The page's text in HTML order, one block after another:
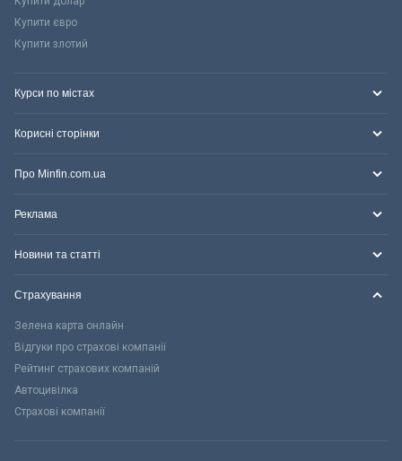
Купити євро
Купити злотий
Курси по містах
Корисні сторінки
Про Minfin.com.ua
Реклама
Новини та статті
Страхування
Зелена карта онлайн
Відгуки про страхові компанії
Рейтинг страхових компаній
Автоцивілка
Страхові компанії